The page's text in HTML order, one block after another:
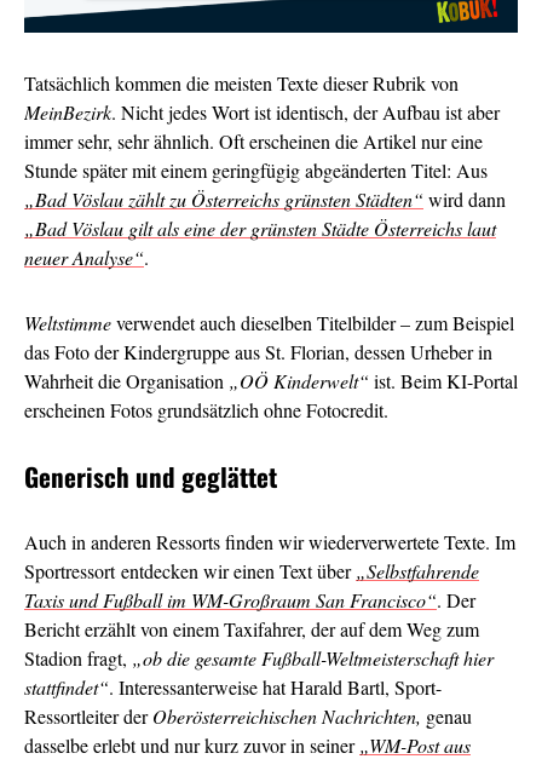
Tatsächlich kommen die meisten Texte dieser Rubrik von
MeinBezirk. Nicht jedes Wort ist identisch, der Aufbau ist aber
immer sehr, sehr ähnlich. Oft erscheinen die Artikel nur eine
Stunde später mit einem geringfügig abgeänderten Titel: Aus
„Bad Vöslau zählt zu Österreichs grünsten Städten“ wird dann
„Bad Vöslau gilt als eine der grünsten Städte Österreichs laut
neuer Analyse“.
Weltstimmeverwendet auch dieselben Titelbilder – zum Beispiel
das Foto der Kindergruppe aus St. Florian, dessen Urheber in
Wahrheit die Organisation „OÖ Kinderwelt“ ist. Beim KI-Portal
erscheinen Fotos grundsätzlich ohne Fotocredit.
Generisch und geglättet
Auch in anderen Ressorts finden wir wiederverwertete Texte. Im
Sportressort entdecken wir einen Text über„Selbstfahrende
Taxis und Fußball im WM-Großraum San Francisco“. Der
Bericht erzählt von einem Taxifahrer, der auf dem Weg zum
Stadion fragt, „ob die gesamte Fußball-Weltmeisterschaft hier
stattfindet“. Interessanterweise hat Harald Bartl, Sport-
Ressortleiter derOberösterreichischen Nachrichten, genau
dasselbe erlebt und nur kurz zuvor in seiner„WM-Post aus